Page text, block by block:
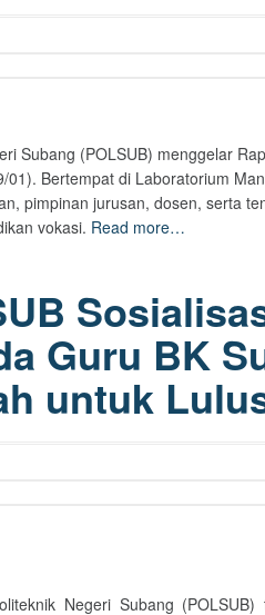
Subang (POLSUB) menggelar
01). Bertempat di Laboratorium
pimpinan jurusan, dosen, serta
vokasi. Read more…
Guru BK
untuk
Negeri Subang